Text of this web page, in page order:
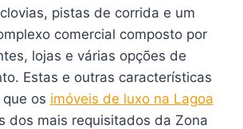
pistas de corrida e um
comercial composto por
lojas e várias opções de
Estas e outras características
os imóveis de luxo na Lagoa
dos mais requisitados da Zona